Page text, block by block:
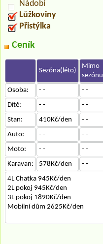
Nádobí
Lůžkoviny
Přistýlka
Ceník
Sezóna(léto)
Mimo
sezónu
Osoba:
- - - -
Dítě:
- - - -
Stan:
410Kč/den - -
Auto:
- - - -
Moto:
- - - -
Karavan:
578Kč/den - -
4L Chatka 945Kč/den
2L pokoj 945Kč/den
3L pokoj 1890Kč/den
Mobilní dům 2625Kč/den